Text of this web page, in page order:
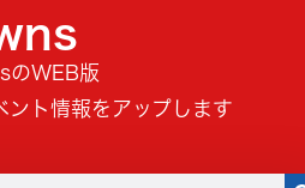
のWEB版
ント情報をアップします